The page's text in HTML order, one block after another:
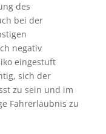
des
bei der
negativ
eingestuft
sich der
zu sein und im
Fahrerlaubnis zu